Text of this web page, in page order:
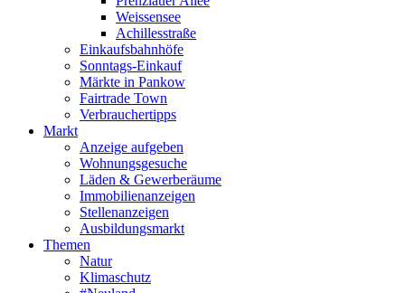
Weissensee
Achillesstraße
Einkaufsbahnhöfe
Sonntags-Einkauf
Märkte in Pankow
Fairtrade Town
Verbrauchertipps
Markt
Anzeige aufgeben
Wohnungsgesuche
Läden & Gewerberäume
Immobilienanzeigen
Stellenanzeigen
Ausbildungsmarkt
Themen
Natur
Klimaschutz